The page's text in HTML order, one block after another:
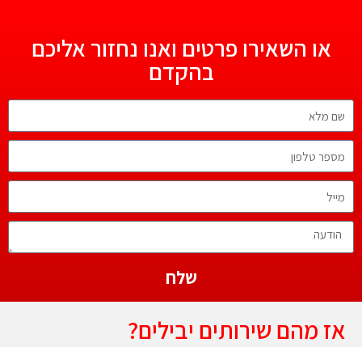
או השאירו פרטים ואנו נחזור אליכם
בהקדם
שלח
אז מהם שירותים יבילים?